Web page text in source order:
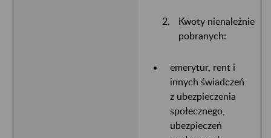
Kwoty nienależnie
pobranych:
emerytur, rent i
innych świadczeń
z ubezpieczenia
społecznego,
ubezpieczeń